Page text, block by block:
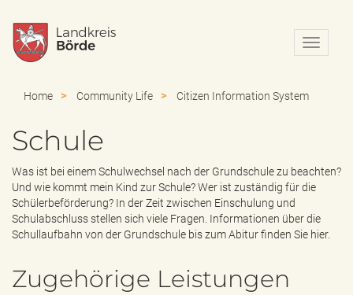
N
a
o
n
i
n
Home Community Life Citizen Information System
Schule
Was ist bei einem Schulwechsel nach der Grundschule zu beachten?
Und wie kommt mein Kind zur Schule? Wer ist zuständig für die
Schülerbeförderung? In der Zeit zwischen Einschulung und
Schulabschluss stellen sich viele Fragen. Informationen über die
Schullaufbahn von der Grundschule bis zum Abitur finden Sie hier.
Zugehörige Leistungen